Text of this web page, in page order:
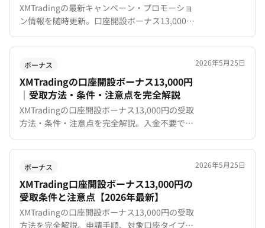
XMTradingの最新キャンペーン・プロモーショ
ン情報を随時更新。口座開設ボーナス13,000円
や入金ボーナス最大10,000ドルなど常時開催の
ボーナスから期間限定キャンペーンまで、現在
利用可能な全特典を一覧で紹介。過去のキャン
ボーナス
XMTradingの口座開設ボーナス13,000円
｜受取方法・条件・注意点を完全解説
XMTradingの口座開設ボーナス13,000円の受取
方法・条件・注意点を完全解説。入金不要で取
引を開始できる仕組み、利益の出金条件、対象
口座タイプまで網羅。
2026年5月25日
ボーナス
XMTrading口座開設ボーナス13,000円の
受取条件と注意点【2026年最新】
XMTradingの口座開設ボーナス13,000円の受取
方法を完全解説。申請手順、対象口座タイプ、
2026年5月25日